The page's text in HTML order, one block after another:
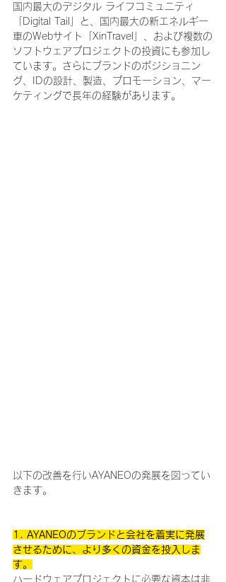
国内最大のデジタル ライフコミュニティ
「Digital Tail」と、国内最大の新エネルギー
車のWebサイト「XinTravel」、および複数の
ソフトウェアプロジェクトの投資にも参加し
ています。さらにブランドのポジショニン
グ、IDの設計、製造、プロモーション、マー
ケティングで長年の経験があります。
以下の改善を行いAYANEOの発展を図ってい
きます。
1. AYANEOのブランドと会社を着実に発展
させるために、より多くの資金を投入しま
す。
ハードウェアプロジェクトに必要な資本は非